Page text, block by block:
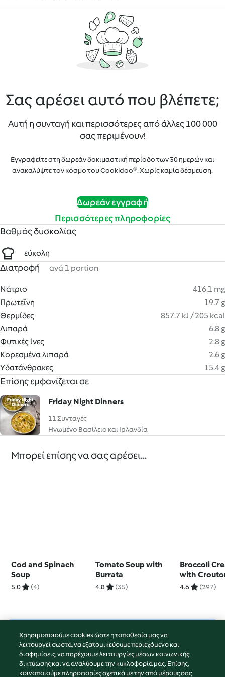
Σας αρέσει αυτό που βλέπετε;
Αυτή η συνταγή και περισσότερες από άλλες 100 000
σας περιμένουν!
Εγγραφείτε στη δωρεάν δοκιμαστική περίοδο των 30 ημερών και
ανακαλύψτε τον κόσμο του Cookidoo®. Χωρίς καμία δέσμευση.
Δωρεάν εγγραφή
Περισσότερες πληροφορίες
Βαθμός δυσκολίας
εύκολη
Διατροφή ανά 1 portion
Νάτριο
416.1 mg
Πρωτεΐνη
19.7 g
Θερμίδες
857.7 kJ / 205 kcal
Λιπαρά
6.8 g
Φυτικές ίνες
2.8 g
Κορεσμένα λιπαρά
2.6 g
Υδατάνθρακες
15.4 g
Επίσης εμφανίζεται σε
Friday Night Dinners
11 Συνταγές
Ηνωμένο Βασίλειο και Ιρλανδία
Μπορεί επίσης να σας αρέσει...
Cod and Spinach
Soup
5.0 (4)
Tomato Soup with
Burrata
4.8 (35)
Broccoli
with
4.6 (297)
© Πνευματικά Δικαιώματα 2026
Όροι Χρήσης Υπηρεσίας
Πολιτική Απορρήτου
Χρησιμοποιούμε cookies ώστε η τοποθεσία μας να
λειτουργεί σωστά, να εξατομικεύουμε περιεχόμενο και
διαφημίσεις, να παρέχουμε λειτουργίες μέσων κοινωνικής
δικτύωσης και να αναλύουμε την κυκλοφορία μας. Επίσης,
κοινοποιούμε πληροφορίες σχετικά με την από μέρους σας